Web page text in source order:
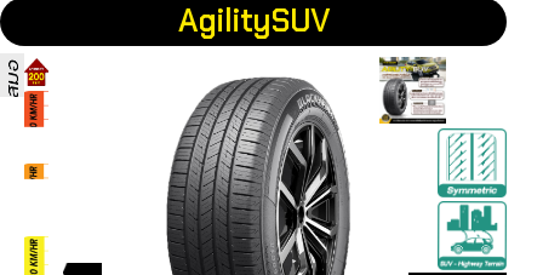
AgilitySUV